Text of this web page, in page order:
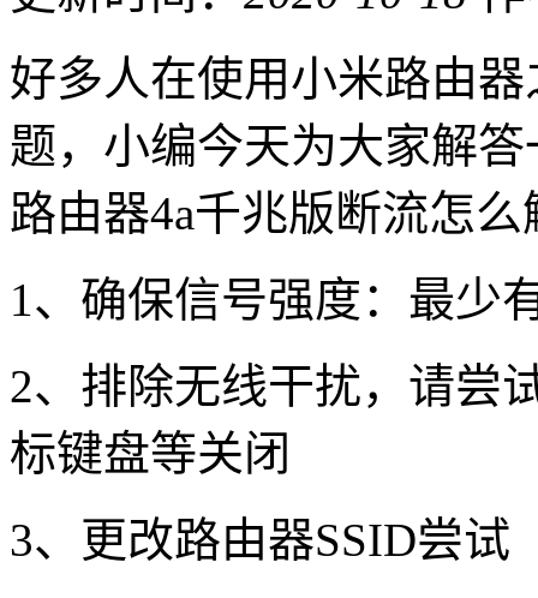
好多人在使用小米路由
题，小编今天为大家解
路由器4a千兆版断流怎么
1、确保信号强度：最少
2、排除无线干扰，请尝
标键盘等关闭
3、更改路由器SSID尝试